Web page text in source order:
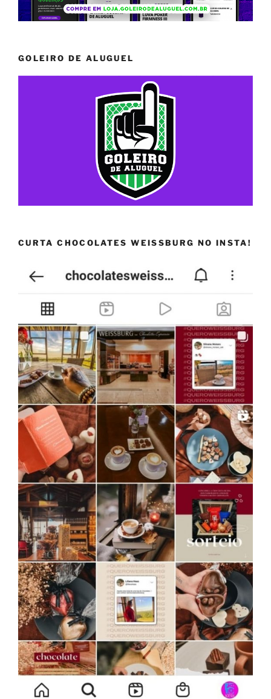
GOLEIRO DE ALUGUEL
CURTA CHOCOLATES WEISSBURG NO INSTA!